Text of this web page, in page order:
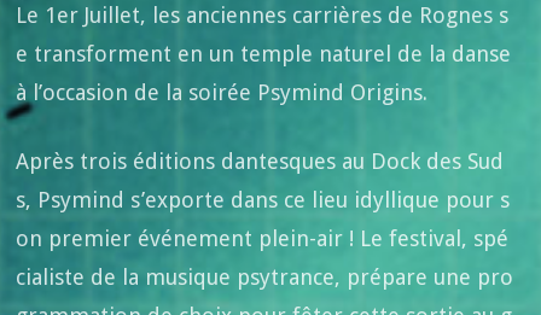
Le 1er Juillet, les anciennes carrières de Rognes s
e transforment en un temple naturel de la danse
à l’occasion de la soirée Psymind Origins.
Après trois éditions dantesques au Dock des Sud
s, Psymind s’exporte dans ce lieu idyllique pour s
on premier événement plein-air ! Le festival, spé
cialiste de la musique psytrance, prépare une pro